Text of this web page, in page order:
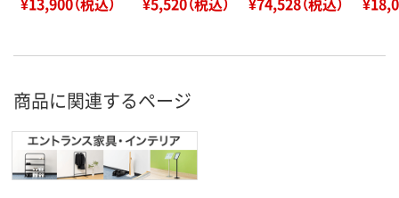
商品に関連するページ